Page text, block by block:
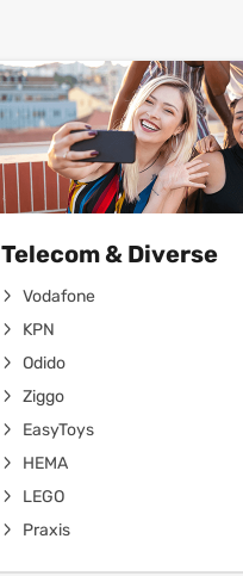
Telecom & Diverse
Vodafone
KPN
Odido
Ziggo
EasyToys
HEMA
LEGO
Praxis